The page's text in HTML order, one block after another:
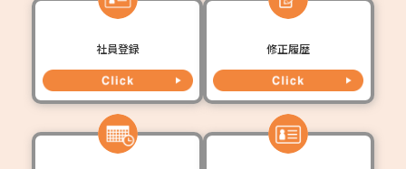
社員登録 修正履歴